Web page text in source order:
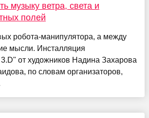
музыку ветра, света и
полей
робота-манипулятора, а между
мысли. Инсталляция
3.D" от художников Надина Захарова
по словам организаторов,